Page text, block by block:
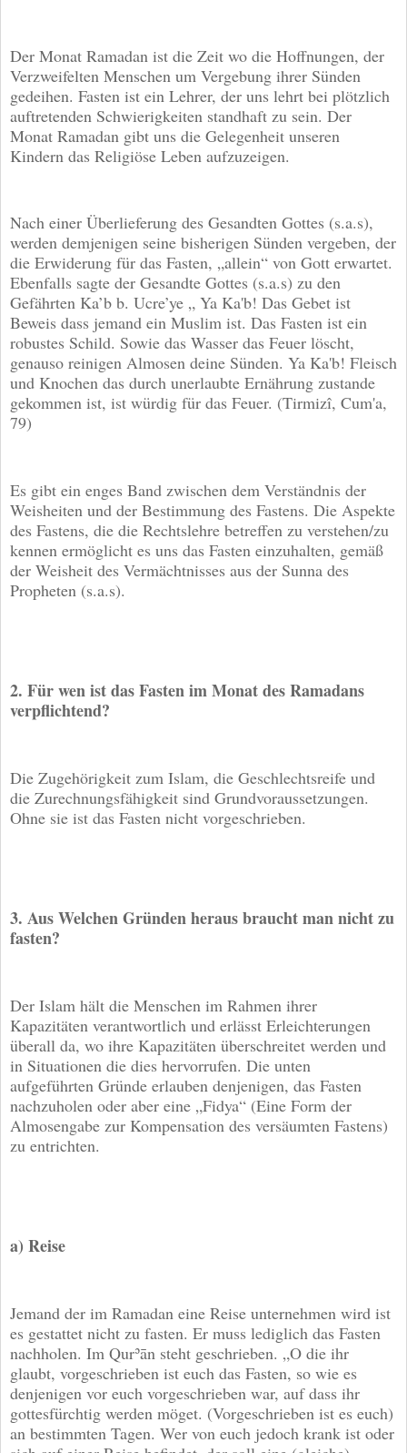
Der Monat Ramadan ist die Zeit wo die Hoffnungen, der
Verzweifelten Menschen um Vergebung ihrer Sünden
gedeihen. Fasten ist ein Lehrer, der uns lehrt bei plötzlich
auftretenden Schwierigkeiten standhaft zu sein. Der
Monat Ramadan gibt uns die Gelegenheit unseren
Kindern das Religiöse Leben aufzuzeigen.
Nach einer Überlieferung des Gesandten Gottes (s.a.s),
werden demjenigen seine bisherigen Sünden vergeben, der
die Erwiderung für das Fasten, „allein“ von Gott erwartet.
Ebenfalls sagte der Gesandte Gottes (s.a.s) zu den
Gefährten Ka’b b. Ucre’ye „ Ya Ka'b! Das Gebet ist
Beweis dass jemand ein Muslim ist. Das Fasten ist ein
robustes Schild. Sowie das Wasser das Feuer löscht,
genauso reinigen Almosen deine Sünden. Ya Ka'b! Fleisch
und Knochen das durch unerlaubte Ernährung zustande
gekommen ist, ist würdig für das Feuer. (Tirmizî, Cum'a,
79)
Es gibt ein enges Band zwischen dem Verständnis der
Weisheiten und der Bestimmung des Fastens. Die Aspekte
des Fastens, die die Rechtslehre betreffen zu verstehen/zu
kennen ermöglicht es uns das Fasten einzuhalten, gemäß
der Weisheit des Vermächtnisses aus der Sunna des
Propheten (s.a.s).
2. Für wen ist das Fasten im Monat des Ramadans
verpflichtend?
Die Zugehörigkeit zum Islam, die Geschlechtsreife und
die Zurechnungsfähigkeit sind Grundvoraussetzungen.
Ohne sie ist das Fasten nicht vorgeschrieben.
3. Aus Welchen Gründen heraus braucht man nicht zu
fasten?
Der Islam hält die Menschen im Rahmen ihrer
Kapazitäten verantwortlich und erlässt Erleichterungen
überall da, wo ihre Kapazitäten überschreitet werden und
in Situationen die dies hervorrufen. Die unten
aufgeführten Gründe erlauben denjenigen, das Fasten
nachzuholen oder aber eine „Fidya“ (Eine Form der
Almosengabe zur Kompensation des versäumten Fastens)
zu entrichten.
a) Reise
Jemand der im Ramadan eine Reise unternehmen wird ist
es gestattet nicht zu fasten. Er muss lediglich das Fasten
nachholen. Im Qurʾān steht geschrieben. „O die ihr
glaubt, vorgeschrieben ist euch das Fasten, so wie es
denjenigen vor euch vorgeschrieben war, auf dass ihr
gottesfürchtig werden möget. (Vorgeschrieben ist es euch)
an bestimmten Tagen. Wer von euch jedoch krank ist oder